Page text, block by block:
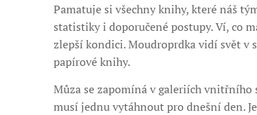
Pamatuje si všechny knihy, které náš
statistiky i doporučené postupy. Ví, co
zlepší kondici. Moudroprdka vidí svět v
papírové knihy.
Můza se zapomíná v galeriích vnitřního
musí jednu vytáhnout pro dnešní den.